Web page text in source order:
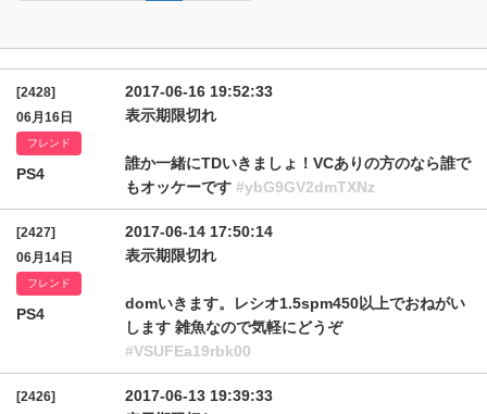
[2428]
06月16日
フレンド
PS4
2017-06-16 19:52:33
表示期限切れ
誰か一緒にTDいきましょ！VCありの方のなら誰で
もオッケーです #ybG9GV2dmTXNz
[2427]
06月14日
フレンド
PS4
2017-06-14 17:50:14
表示期限切れ
domいきます。レシオ1.5spm450以上でおねがい
します 雑魚なので気軽にどうぞ
#VSUFEa19rbk00
[2426]
2017-06-13 19:39:33